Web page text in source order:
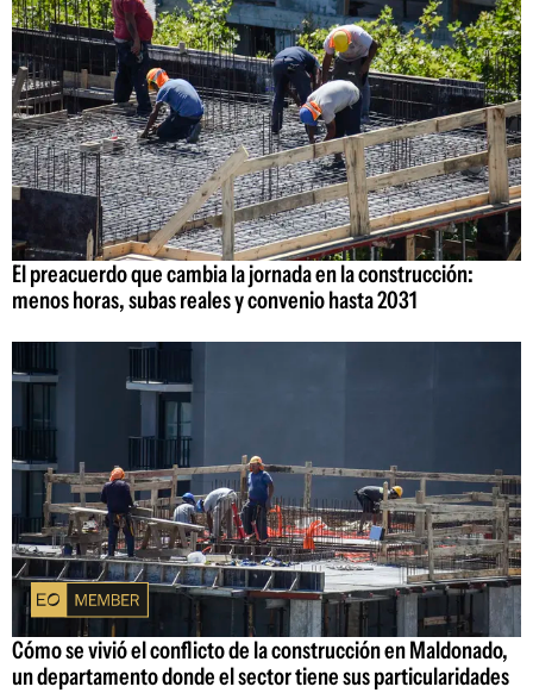
El preacuerdo que cambia la jornada en la construcción:
menos horas, subas reales y convenio hasta 2031
Cómo se vivió el conflicto de la construcción en Maldonado,
un departamento donde el sector tiene sus particularidades